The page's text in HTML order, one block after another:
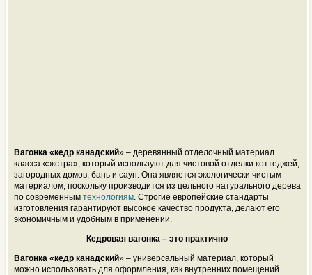
Вагонка «кедр канадский» – деревянный отделочный материал
класса «экстра», который используют для чистовой отделки коттеджей,
загородных домов, бань и саун. Она является экологически чистым
материалом, поскольку производится из цельного натурального дерева
по современным технологиям. Строгие европейские стандарты
изготовления гарантируют высокое качество продукта, делают его
экономичным и удобным в применении.
Кедровая вагонка – это практично
Вагонка «кедр канадский» – универсальный материал, который
можно использовать для оформления, как внутренних помещений